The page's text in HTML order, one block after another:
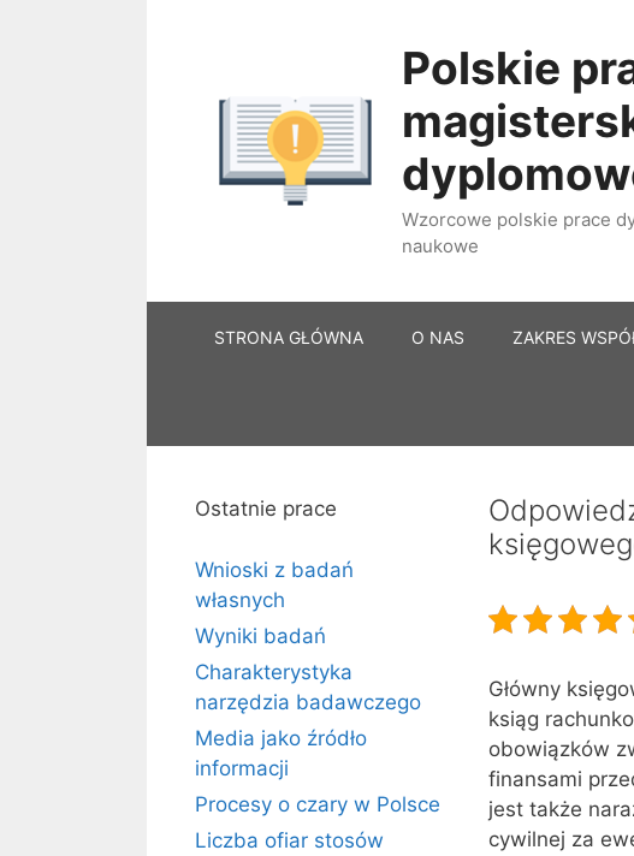
Polskie
Wzorcowe polskie prace
naukowe
STRONA GŁÓWNA O NAS ZAKRES
Główny
ksiąg
obowiązków
finansami
jest także
cywilnej za
Ostatnie prace
Wnioski z badań
własnych
Wyniki badań
Charakterystyka
narzędzia badawczego
Media jako źródło
informacji
Procesy o czary w Polsce
Liczba ofiar stosów